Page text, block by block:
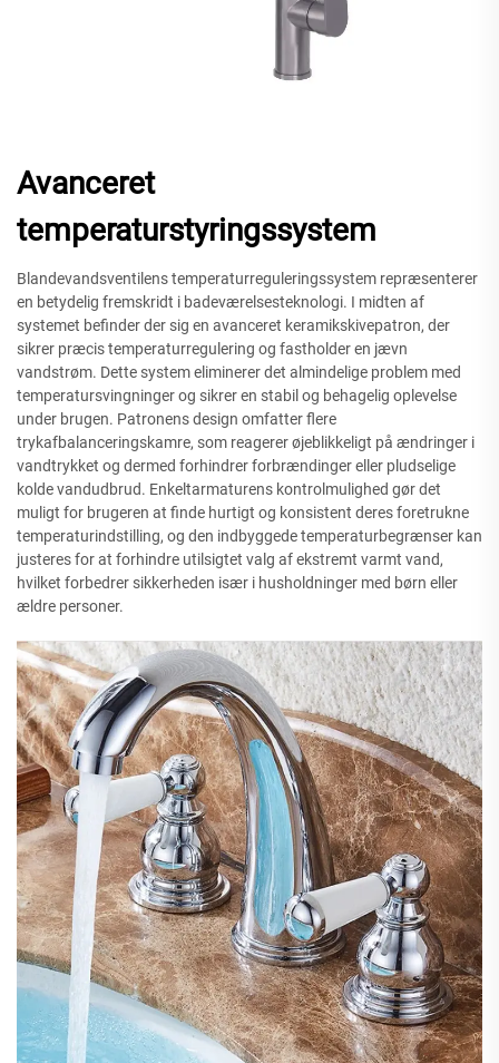
Avanceret
temperaturstyringssystem
Blandevandsventilens temperaturreguleringssystem repræsenterer
en betydelig fremskridt i badeværelsesteknologi. I midten af
systemet befinder der sig en avanceret keramikskivepatron, der
sikrer præcis temperaturregulering og fastholder en jævn
vandstrøm. Dette system eliminerer det almindelige problem med
temperatursvingninger og sikrer en stabil og behagelig oplevelse
under brugen. Patronens design omfatter flere
trykafbalanceringskamre, som reagerer øjeblikkeligt på ændringer i
vandtrykket og dermed forhindrer forbrændinger eller pludselige
kolde vandudbrud. Enkeltarmaturens kontrolmulighed gør det
muligt for brugeren at finde hurtigt og konsistent deres foretrukne
temperaturindstilling, og den indbyggede temperaturbegrænser kan
justeres for at forhindre utilsigtet valg af ekstremt varmt vand,
hvilket forbedrer sikkerheden især i husholdninger med børn eller
ældre personer.